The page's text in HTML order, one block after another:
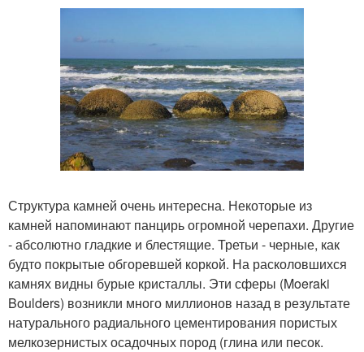
Структура камней очень интересна. Некоторые из
камней напоминают панцирь огромной черепахи. Другие
- абсолютно гладкие и блестящие. Третьи - черные, как
будто покрытые обгоревшей коркой. На расколовшихся
камнях видны бурые кристаллы. Эти сферы (Moeraki
Boulders) возникли много миллионов назад в результате
натурального радиального цементирования пористых
мелкозернистых осадочных пород (глина или песок.